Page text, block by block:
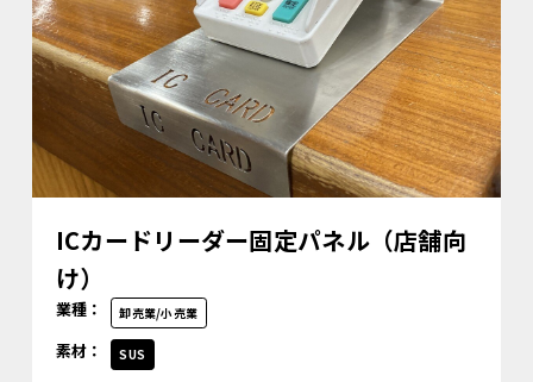
ICカードリーダー固定パネル（店舗向
け）
業種： 卸売業/小売業
素材： SUS